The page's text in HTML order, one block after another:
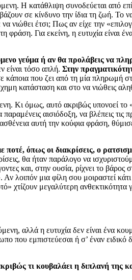
Η κατάθλιψη συνοδεύεται από
σε κίνδυνο την ίδια τη ζωή. Το
έτσι; Πως αν είχε την
Για εκείνη, η ευτυχία είναι
γεύμα ή αν θα προλάβεις να
είναι τόσο απλή. Στην
κάποια που ζει από τη μία
κατάσταση και στο να νιώθεις
Κι όμως, αυτό ακριβώς υπονοεί το
αισιόδοξη, να βλέπεις τις
αυτή την κούφια φράση,
όπως οι διακρίσεις, ο
θα ήταν παράλογο να
και, στην ουσία, ρίχνει το
λοιπόν μια φίλη σου μοιραστεί
χτίζουν μεγαλύτερη ανθεκτικότητα
αλλά η ευτυχία δεν είναι ένα
εμπιστεύεσαι ή σ’ έναν ειδικό
τι κουβαλάει η διπλανή της